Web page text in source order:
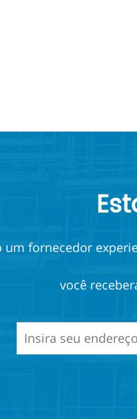
um fornecedor
você